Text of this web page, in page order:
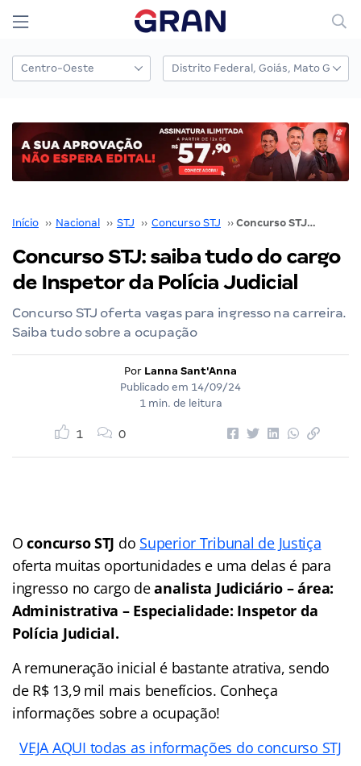
Início ›› Nacional ›› STJ ›› Concurso STJ ›› Concurso STJ: saiba tudo do cargo de Inspetor da Polícia Judicial
Concurso STJ: saiba tudo do cargo
de Inspetor da Polícia Judicial
Concurso STJ oferta vagas para ingresso na carreira.
Saiba tudo sobre a ocupação
Por Lanna Sant'Anna
Publicado em 14/09/24
1 min. de leitura
1 0
Oconcurso STJ do Superior Tribunal de Justiça
oferta muitas oportunidades e uma delas é para
ingresso no cargo deanalista Judiciário – área:
Administrativa – Especialidade: Inspetor da
Polícia Judicial.
A remuneração inicial é bastante atrativa, sendo
de R$ 13,9 mil mais benefícios. Conheça
informações sobre a ocupação!
VEJA AQUI todas as informações do concurso STJ